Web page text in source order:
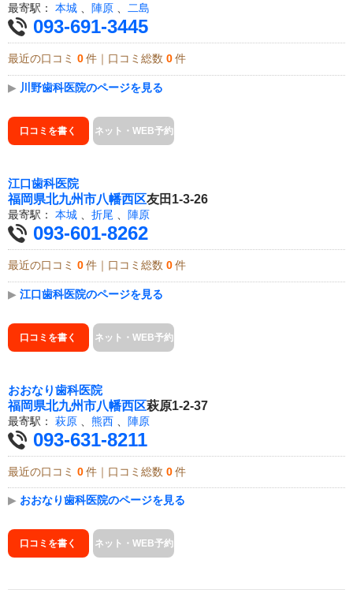
最寄駅： 本城 陣原 二島
093-691-3445
最近の口コミ 0 件｜口コミ総数 0 件
▶ 川野歯科医院のページを見る
口コミを書く ネット・WEB予約
江口歯科医院
福岡県北九州市八幡西区友田1-3-26
最寄駅： 本城 折尾 陣原
093-601-8262
最近の口コミ 0 件｜口コミ総数 0 件
▶ 江口歯科医院のページを見る
口コミを書く ネット・WEB予約
おおなり歯科医院
福岡県北九州市八幡西区萩原1-2-37
最寄駅： 萩原 熊西 陣原
093-631-8211
最近の口コミ 0 件｜口コミ総数 0 件
▶ おおなり歯科医院のページを見る
口コミを書く ネット・WEB予約